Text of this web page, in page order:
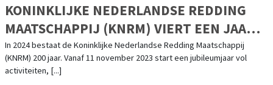
KONINKLIJKE NEDERLANDSE REDDING
MAATSCHAPPIJ (KNRM) VIERT EEN JAAR
LANG 200-JARIG BESTAAN
In 2024 bestaat de Koninklijke Nederlandse Redding Maatschappij
(KNRM) 200 jaar. Vanaf 11 november 2023 start een jubileumjaar vol
activiteiten, [...]